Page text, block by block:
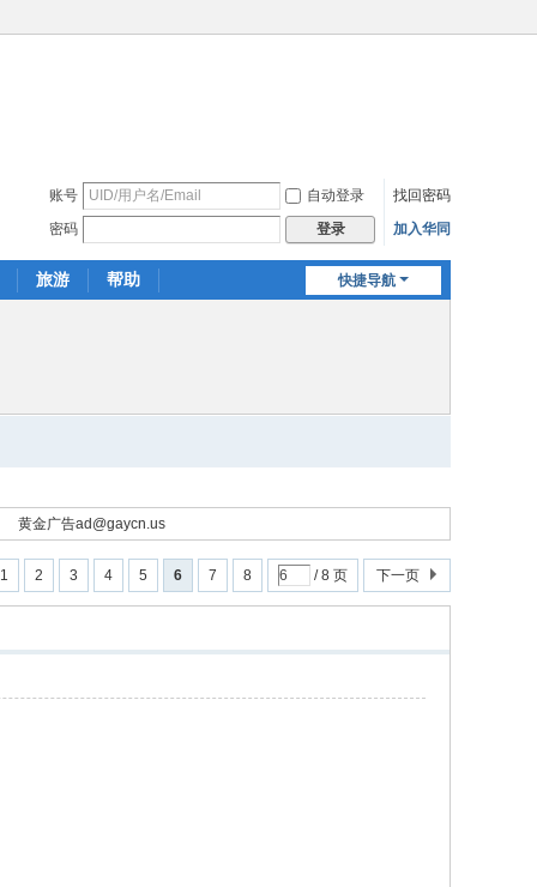
账号 自动登录
找回密码
密码
登录 加入华同
快捷导航
旅游 帮助
黄金广告ad@gaycn.us
1 2 3 4 5 6 7 8 / 8 页 下一页